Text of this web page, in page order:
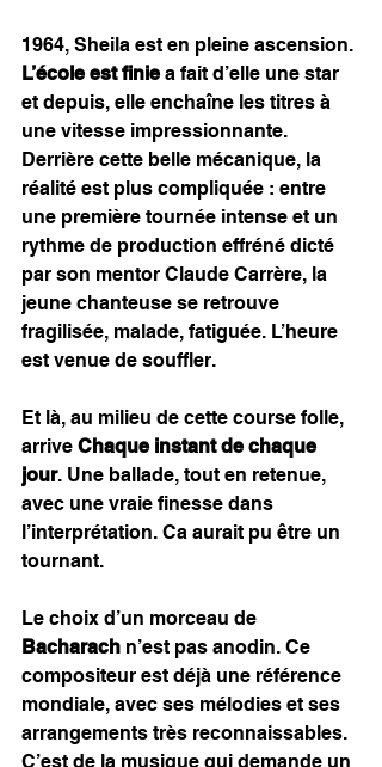
1964, Sheila est en pleine ascension.
L’école est finie a fait d’elle une star
et depuis, elle enchaîne les titres à
une vitesse impressionnante.
Derrière cette belle mécanique, la
réalité est plus compliquée : entre
une première tournée intense et un
rythme de production effréné dicté
par son mentor Claude Carrère, la
jeune chanteuse se retrouve
fragilisée, malade, fatiguée. L’heure
est venue de souffler.
Et là, au milieu de cette course folle,
arrive Chaque instant de chaque
jour. Une ballade, tout en retenue,
avec une vraie finesse dans
l’interprétation. Ca aurait pu être un
tournant.
Le choix d’un morceau de
Bacharach n’est pas anodin. Ce
compositeur est déjà une référence
mondiale, avec ses mélodies et ses
arrangements très reconnaissables.
C’est de la musique qui demande un